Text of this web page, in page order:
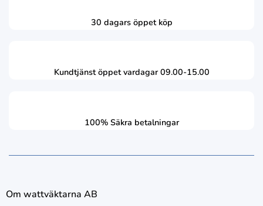
30 dagars öppet köp
Kundtjänst öppet vardagar 09.00-15.00
100% Säkra betalningar
Om wattväktarna AB